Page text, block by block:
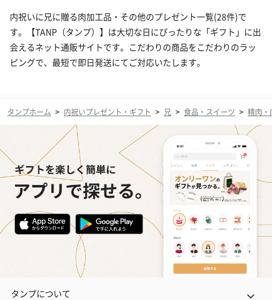
内祝いに兄に贈る肉加工品・その他のプレゼント一覧(28件)で
す。【TANP（タンプ）】は大切な日にぴったりな「ギフト」に出
会えるネット通販サイトです。こだわりの商品をこだわりのラッ
ピングで、最短で即日発送にてご対応いたします。
タンプホーム > 内祝いプレゼント・ギフト > 兄 > 食品・スイーツ > 精肉・
タンプについて